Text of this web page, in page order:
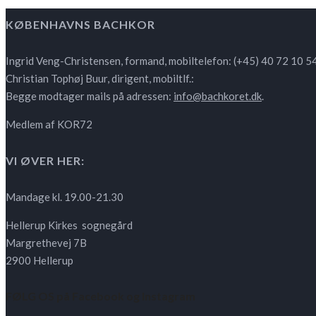
KØBENHAVNS BACHKOR
Ingrid Veng-Christensen, formand, mobiltelefon: (+45) 40 72 10
Christian Tophøj Buur, dirigent, mobiltlf.:
Begge modtager mails på adressen: info@bachkoret.dk.
Medlem af KOR72
VI ØVER HER:
Mandage kl. 19.00-21.30
Hellerup Kirkes sognegård
Margrethevej 7B
2900 Hellerup